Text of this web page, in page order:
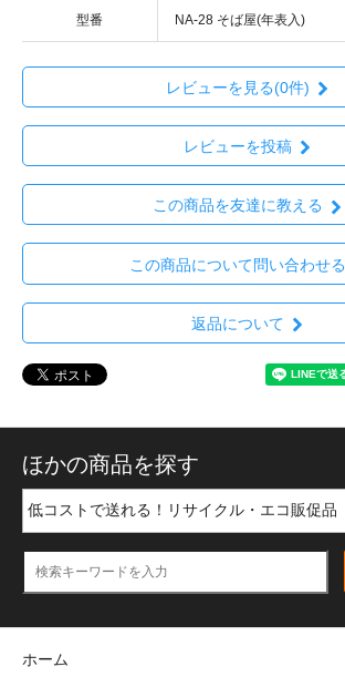
型番 NA-28 そば屋(年表入)
レビューを見る(0件)
レビューを投稿
この商品を友達に教える
この商品について問い合わせる
返品について
ほかの商品を探す
ホーム